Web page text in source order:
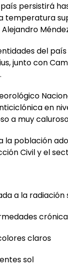
persistirá
temperatura
del
junto con
en
a muy
la población
Civil y el
a la radiación
claros
sol